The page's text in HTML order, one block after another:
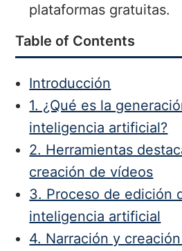
plataformas gratuitas.
Table of Contents
Introducción
1. ¿Qué es la
inteligencia artificial?
2. Herramientas
creación de vídeos
3. Proceso de edición
inteligencia artificial
4. Narración y